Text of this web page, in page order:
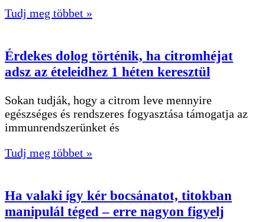
Tudj meg többet »
Érdekes dolog történik, ha citromhéjat
adsz az ételeidhez 1 héten keresztül
Sokan tudják, hogy a citrom leve mennyire
egészséges és rendszeres fogyasztása támogatja az
immunrendszerünket és
Tudj meg többet »
Ha valaki így kér bocsánatot, titokban
manipulál téged – erre nagyon figyelj